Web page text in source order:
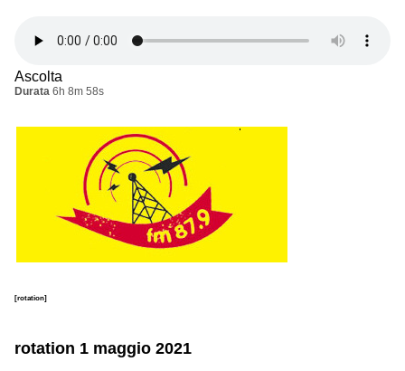
Ascolta
Durata 6h 8m 58s
[rotation]
rotation 1 maggio 2021